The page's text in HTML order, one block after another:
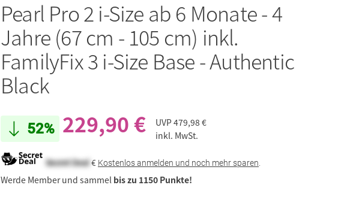
Pearl Pro 2 i-Size ab 6 Monate - 4
Jahre (67 cm - 105 cm) inkl.
FamilyFix 3 i-Size Base - Authentic
Black
52% 229,90 € UVP479,98 €
inkl. MwSt.
Secret Deal € Kostenlos anmelden und noch mehr sparen.
Werde Member und sammel bis zu 1150 Punkte!